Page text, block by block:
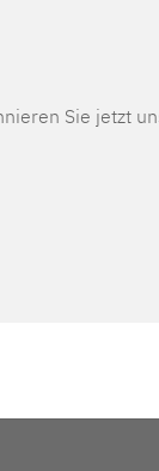
Sie jetzt